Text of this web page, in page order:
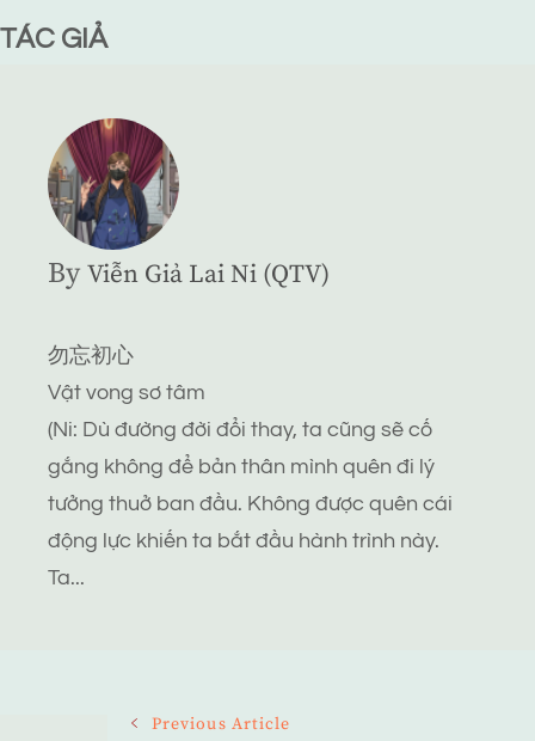
TÁC GIẢ
By Viễn Giả Lai Ni (QTV)
勿忘初心
Vật vong sơ tâm
(Ni: Dù đường đời đổi thay, ta cũng sẽ cố
gắng không để bản thân mình quên đi lý
tưởng thuở ban đầu. Không được quên cái
động lực khiến ta bắt đầu hành trình này.
Ta...
Previous Article